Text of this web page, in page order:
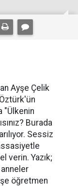
Ayşe Çelik
"Ülkenin
Burada
Sessiz
verin. Yazık;
öğretmen